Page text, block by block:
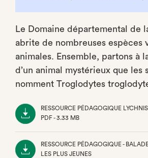
Le Domaine départemental de
abrite de nombreuses espèces
animales. Ensemble, partons à
d’un animal mystérieux que les
nomment Troglodytes
RESSOURCE PÉDAGOGIQUE LYCHNIS
PDF - 3.33 MB
RESSOURCE PÉDAGOGIQUE -
LES PLUS JEUNES